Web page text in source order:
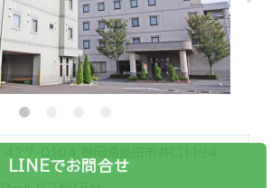
LINEでお問合せ